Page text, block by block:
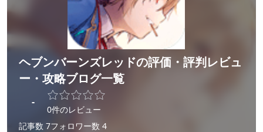
ヘブンバーンズレッドの評価・評判レビュ
ー・攻略ブログ一覧
-
0件のレビュー
記事数 7フォロワー数 4